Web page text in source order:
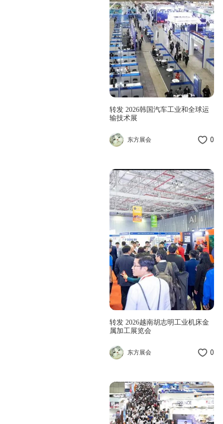
转发 2026韩国汽车工业和全球运
输技术展
东方展会 0
转发 2026越南胡志明工业机床金
属加工展览会
东方展会 0